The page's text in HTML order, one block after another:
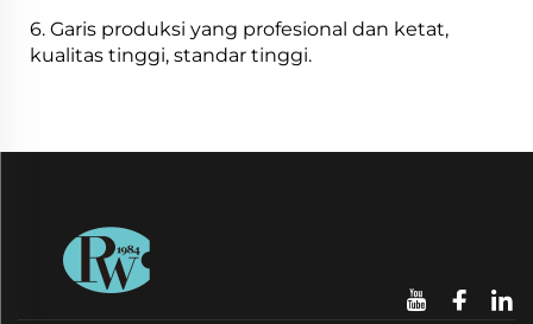
6. Garis produksi yang profesional dan ketat,
kualitas tinggi, standar tinggi.